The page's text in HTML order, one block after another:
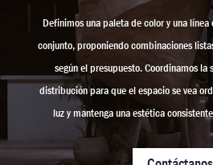
Definimos una paleta de color y una
conjunto, proponiendo combinaciones
según el presupuesto. Coordinamos la
distribución para que el espacio se vea
luz y mantenga una estética